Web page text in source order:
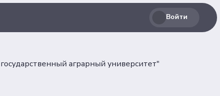
Войти
аграрный университет"